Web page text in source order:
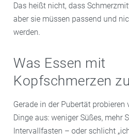
Das heißt nicht, dass
aber sie müssen passend und
werden.
Was Essen mit
Kopfschmerzen
Gerade in der Pubertät
Dinge aus: weniger Süßes, mehr
Intervallfasten – oder schlicht